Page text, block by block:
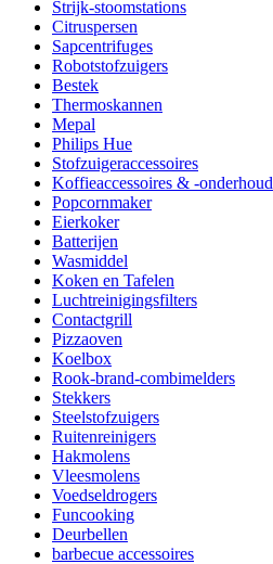
Strijk-stoomstations
Citruspersen
Sapcentrifuges
Robotstofzuigers
Bestek
Thermoskannen
Mepal
Philips Hue
Stofzuigeraccessoires
Koffieaccessoires & -onderhoud
Popcornmaker
Eierkoker
Batterijen
Wasmiddel
Koken en Tafelen
Luchtreinigingsfilters
Contactgrill
Pizzaoven
Koelbox
Rook-brand-combimelders
Stekkers
Steelstofzuigers
Ruitenreinigers
Hakmolens
Vleesmolens
Voedseldrogers
Funcooking
Deurbellen
barbecue accessoires